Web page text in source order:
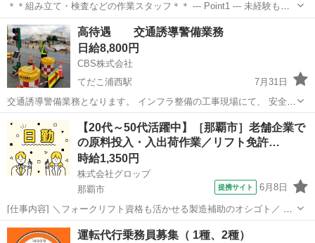
＊＊組み立て・検査などの作業スタッフ＊＊ --- Point1 --- 未経験も就
業OK！ 工場未経験でもご安心ください！！ 先輩スタッフがイチから
丁寧にサポート！ 未経験からスタートした方も多数活躍しています
☆...
沖縄 那覇市 工場 スタッフ
高待遇 交通誘導警備業務
日給8,800円
CBS株式会社
てだこ浦西駅
7月31日
交通誘導警備業務となります。 インフラ整備の工事現場にて、 安全・
安全を提供するお仕事です。 警備の仕事は、社会になくてはならない
存在となっております。 年齢を問わず活躍していただける方をお待ち
しております。
てだこ浦西駅 警備員 業務
【20代～50代活躍中】［那覇市］老舗企業で
の原料投入・入出荷作業／リフト免許…
時給1,350円
株式会社グロップ
那覇市
提携サイト 6月8日
[仕事内容] ＼フォークリフト資格も活かせる製造補助のオシゴト／ 正
社員登用制度あり！ 資格を活かして、キャリアアップしたい方にオス
スメ☆ 独自の休暇制度が多数あり、メリハリつけて働けます◎ 【有名
沖縄 那覇市 工場
運転代行乗務員募集（ 1種、2種）